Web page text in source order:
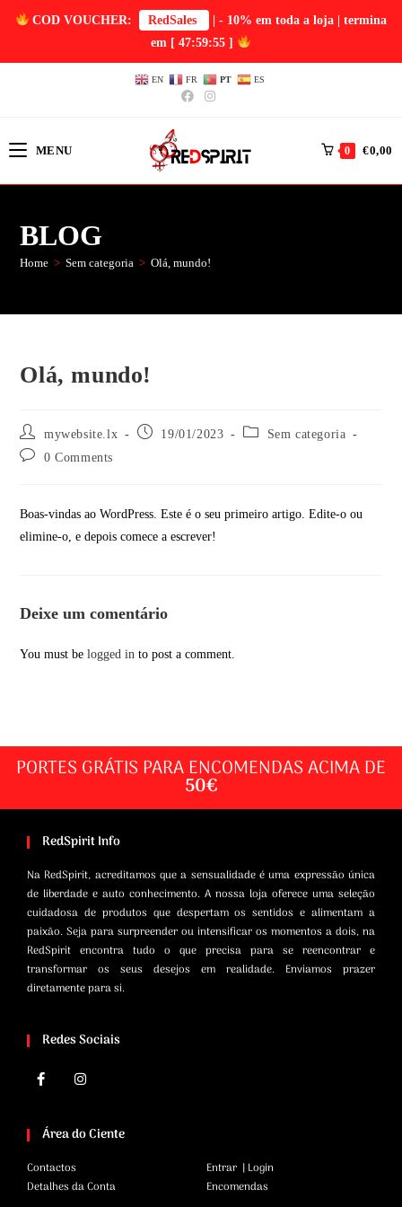
COD VOUCHER: RedSales
| - 10% em toda a loja | termina
em [ 47:59:55 ]
EN FR PT ES
MENU 0 €0,00
BLOG
Home > Sem categoria > Olá, mundo!
Olá, mundo!
mywebsite.lx 19/01/2023
Sem categoria
0 Comments
Boas-vindas ao WordPress. Este é o seu primeiro artigo. Edite-o ou
elimine-o, e depois comece a escrever!
Deixe um comentário
You must belogged in to post a comment.
PORTES GRÁTIS PARA ENCOMENDAS ACIMA DE
50€
RedSpirit Info
Na RedSpirit, acreditamos que a sensualidade é uma expressão única
de liberdade e auto conhecimento. A nossa loja oferece uma seleção
cuidadosa de produtos que despertam os sentidos e alimentam a
paixão. Seja para surpreender ou intensificar os momentos a dois, na
RedSpirit encontra tudo o que precisa para se reencontrar e
transformar os seus desejos em realidade. Enviamos prazer
diretamente para si.
Redes Sociais
Área do Ciente
Contactos
Detalhes da Conta
Entrar | Login
Encomendas